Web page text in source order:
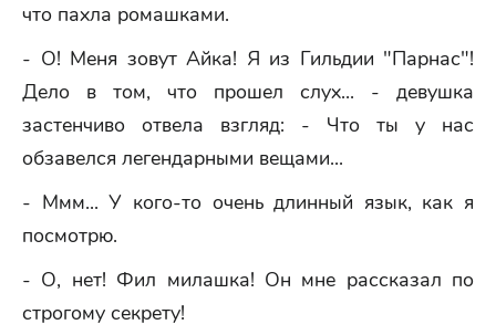
что пахла ромашками.
- О! Меня зовут Айка! Я из Гильдии "Парнас"!
Дело в том, что прошел слух... - девушка
застенчиво отвела взгляд: - Что ты у нас
обзавелся легендарными вещами...
- Ммм... У кого-то очень длинный язык, как я
посмотрю.
- О, нет! Фил милашка! Он мне рассказал по
строгому секрету!